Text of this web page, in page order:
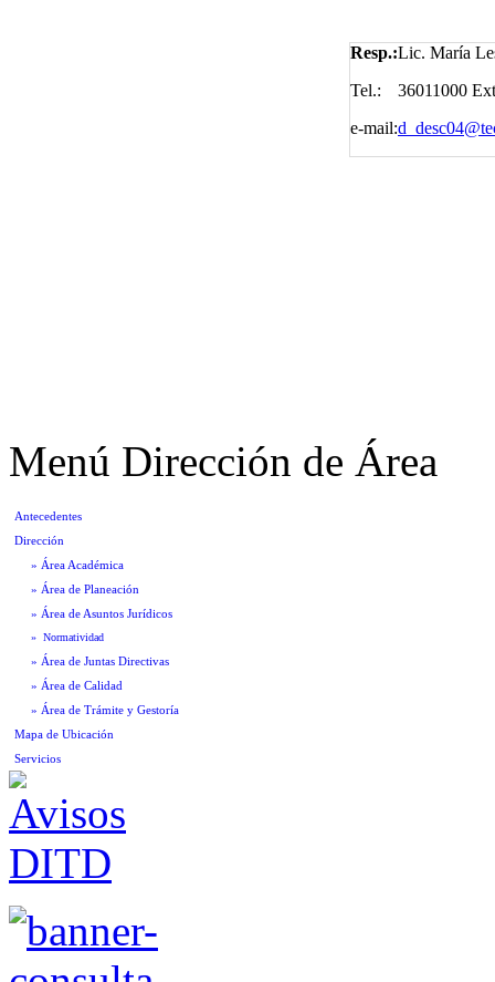
Resp.:
Tel.:
e-mail:
Lic. María
36011000
Menú Dirección de Área
Antecedentes
Dirección
» Área Académica
» Área de Planeación
» Área de Asuntos Jurídicos
» Normatividad
» Área de Juntas Directivas
» Área de Calidad
» Área de Trámite y Gestoría
Mapa de Ubicación
Servicios